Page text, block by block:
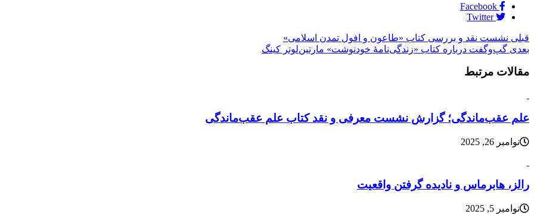
Facebook
Twitter
قبلی نشست نقد و بررسی کتاب «طاعون و افول تمدن اسلامی»
بعدی گپ‌وگفت درباره کتاب «زندگی‌نامۀ خودنوشت» مارتین‌لوتر کینگ
مقالات مرتبط
علم عقب‌ماندگی؛ گزارش نشست معرفی و نقد کتاب علم عقب‌ماندگی
نوامبر 26, 2025
رالز، هابرماس و نادیده گرفتن واقعیت
نوامبر 5, 2025